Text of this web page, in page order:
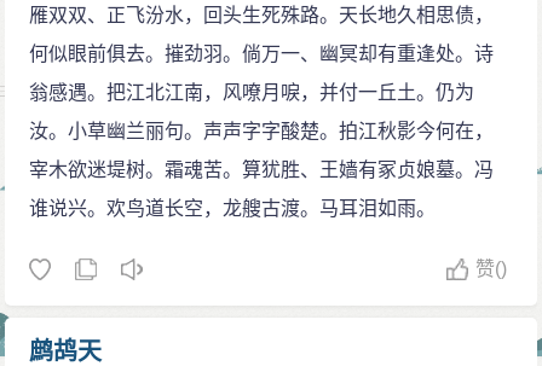
府仪同三司、英国公李勣为尚书左仆射、同中书门下三
品。仆射开始连带同中书门下。十八日，将唐太宗安葬
在昭陵。
雁双双、正飞汾水，回头生死殊路。天长地久相思债，
何似眼前俱去。摧劲羽。倘万一、幽冥却有重逢处。诗
翁感遇。把江北江南，风嘹月唳，并付一丘土。仍为
汝。小草幽兰丽句。声声字字酸楚。拍江秋影今何在，
宰木欲迷堤树。霜魂苦。算犹胜、王嫱有冢贞娘墓。冯
谁说兴。欢鸟道长空，龙艘古渡。马耳泪如雨。
赞()
鹧鸪天